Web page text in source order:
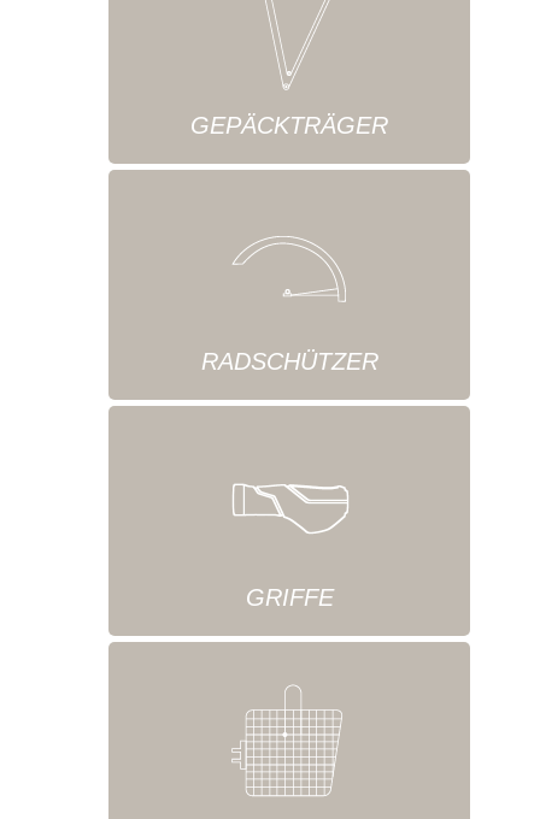
GEPÄCKTRÄGER
RADSCHÜTZER
GRIFFE